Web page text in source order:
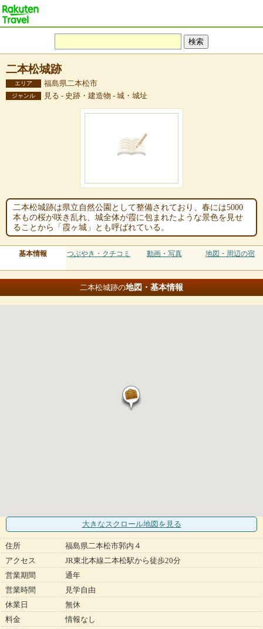
二本松城跡
エリア 福島県二本松市
ジャンル 見る - 史跡・建造物 - 城・城址
二本松城跡は県立自然公園として整備されており、春には5000
本もの桜が咲き乱れ、城全体が霞に包まれたような景色を見せ
ることから「霞ヶ城」とも呼ばれている。
基本情報 つぶやき・クチコミ 動画・写真 地図・周辺の宿
二本松城跡の地図・基本情報
大きなスクロール地図 を見る
住所
福島県二本松市郭内４
アクセス
JR東北本線二本松駅から徒歩20分
営業期間
通年
営業時間
見学自由
休業日
無休
料金
情報なし